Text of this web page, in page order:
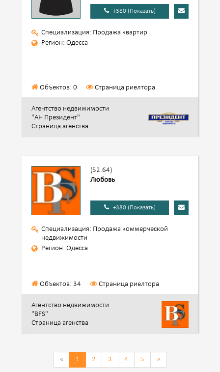
+380 (Показать)
Специализация: Продажа квартир
Регион: Одесса
Объектов: 0 Страница риелтора
Агентство недвижимости
"АН Президент"
Страница агенства
(52.64)
Любовь
+380 (Показать)
Специализация: Продажа коммерческой
недвижимости
Регион: Одесса
Объектов: 34 Страница риелтора
Агентство недвижимости
"BFS"
Страница агенства
« 1 2 3 4 5 »